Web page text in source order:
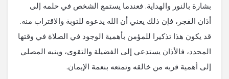
بشارة بالنور والهداية. فعندما يستمع الشخص في حلمه إلى
أذان الفجر، فإن ذلك يعني أن الله يدعوه للتوبة والاقتراب منه.
قد يكون هذا تذكيرا للمؤمن بأهمية الوجود في الصلاة في وقتها
المحدد، فالأذان يستدعي إلى الفضيلة والتقوى، وينبه المصلي
إلى أهمية قربه من خالقه وتمتعه بنعمة الإيمان.